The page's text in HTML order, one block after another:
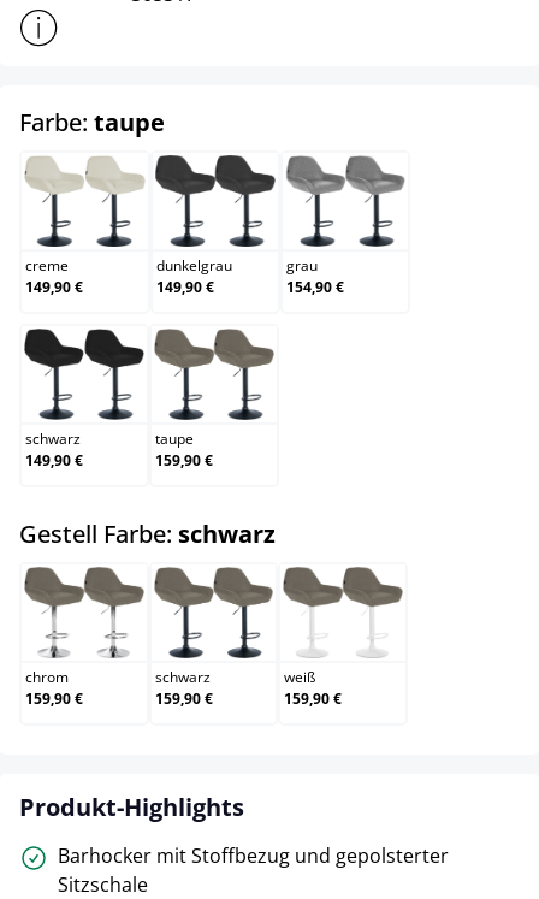
Weitere Produktinformationen anzeigen
Farbe: taupe
creme
creme
149,90 €
dunkelgrau
dunkelgrau
149,90 €
grau
grau
154,90 €
schwarz
schwarz
149,90 €
taupe
taupe
159,90 €
Gestell Farbe: schwarzauswählen
chrom
chrom
159,90 €
schwarz
schwarz
159,90 €
weiß
159,90 €
Produkt-Highlights
Barhocker mit Stoffbezug und gepolsterter
Sitzschale